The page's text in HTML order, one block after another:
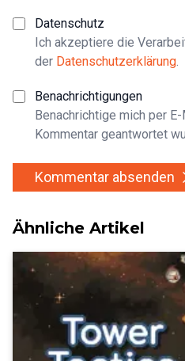
Datenschutz
Ich akzeptiere die
der Datenschutzerklärung
Benachrichtigungen
Benachrichtige mich per
Kommentar geantwortet
Kommentar absenden
Ähnliche Artikel